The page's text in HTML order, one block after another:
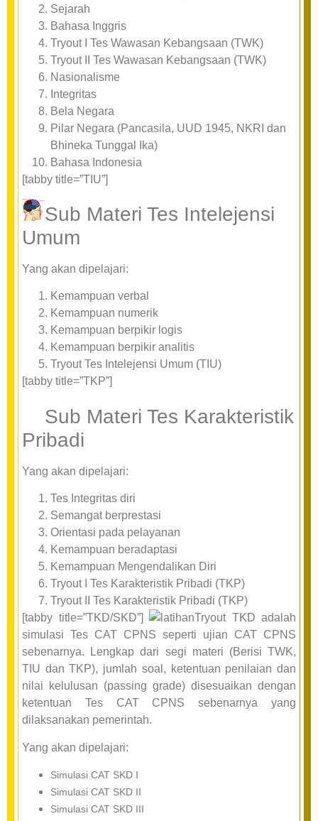
Sejarah
Bahasa Inggris
Tryout I Tes Wawasan Kebangsaan (TWK)
Tryout II Tes Wawasan Kebangsaan (TWK)
Nasionalisme
Integritas
Bela Negara
Pilar Negara (Pancasila, UUD 1945, NKRI dan
Bhineka Tunggal Ika)
Bahasa Indonesia
[tabby title=”TIU”]
Sub Materi Tes Intelejensi
Umum
Yang akan dipelajari:
Kemampuan verbal
Kemampuan numerik
Kemampuan berpikir logis
Kemampuan berpikir analitis
Tryout Tes Intelejensi Umum (TIU)
[tabby title=”TKP”]
Sub Materi Tes Karakteristik
Pribadi
Yang akan dipelajari:
Tes Integritas diri
Semangat berprestasi
Orientasi pada pelayanan
Kemampuan beradaptasi
Kemampuan Mengendalikan Diri
Tryout I Tes Karakteristik Pribadi (TKP)
Tryout II Tes Karakteristik Pribadi (TKP)
[tabby title=”TKD/SKD”]
Tryout TKD adalah
simulasi Tes CAT CPNS seperti ujian CAT CPNS
sebenarnya. Lengkap dari segi materi (Berisi TWK,
TIU dan TKP), jumlah soal, ketentuan penilaian dan
nilai kelulusan (passing grade) disesuaikan dengan
ketentuan Tes CAT CPNS sebenarnya yang
dilaksanakan pemerintah.
Yang akan dipelajari:
Simulasi CAT SKD I
Simulasi CAT SKD II
Simulasi CAT SKD III